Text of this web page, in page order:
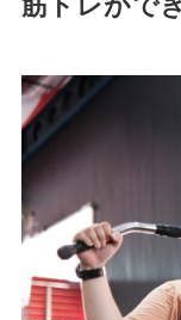
筋トレがで